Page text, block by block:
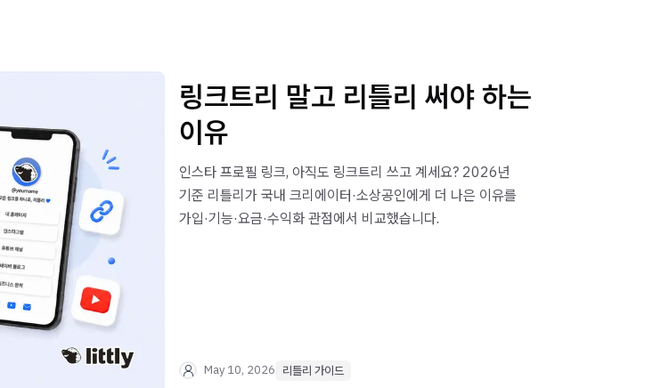
링크트리 말고 리틀리 써야 하는
이유
인스타 프로필 링크, 아직도 링크트리 쓰고 계세요? 2026년
기준 리틀리가 국내 크리에이터·소상공인에게 더 나은 이유를
가입·기능·요금·수익화 관점에서 비교했습니다.
May 10, 2026 리틀리 가이드